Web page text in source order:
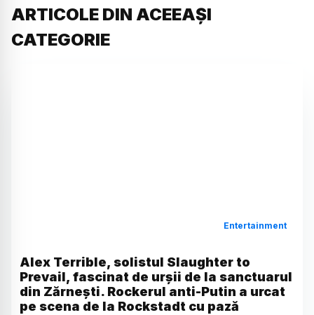
ARTICOLE DIN ACEEAȘI
CATEGORIE
Entertainment
Alex Terrible, solistul Slaughter to
Prevail, fascinat de urșii de la sanctuarul
din Zărnești. Rockerul anti-Putin a urcat
pe scena de la Rockstadt cu pază